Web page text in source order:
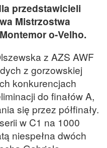
przedstawicieli
Mistrzostwa
o-Velho.
z AZS AWF
z gorzowskiej
konkurencjach
do finałów A,
się przez półfinały.
w C1 na 1000
niespełna dwóch